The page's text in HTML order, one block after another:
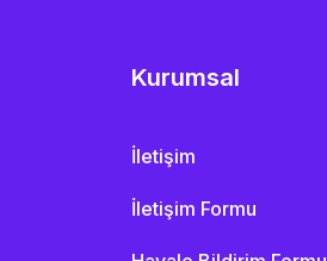
Kurumsal
İletişim
İletişim Formu